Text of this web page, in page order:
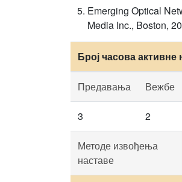
Emerging Optical
Media Inc., Boston,
Број часова
Предавања Вежбе
3 2
Методе извођења
наставе